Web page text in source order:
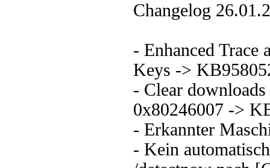
Changelog
- Enhanced
Keys ->
- Clear
0x80246007 ->
- Erkannter
- Kein